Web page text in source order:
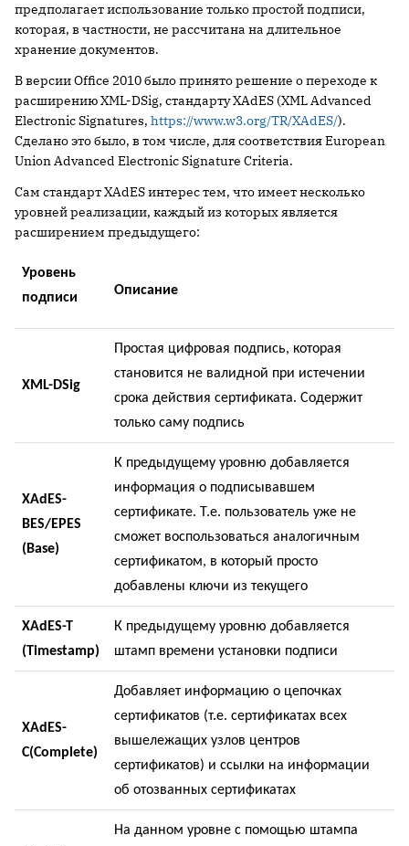
предполагает использование только простой подписи,
которая, в частности, не рассчитана на длительное
хранение документов.
В версии Office 2010 было принято решение о переходе к
расширению XML-DSig, стандарту XAdES (XML Advanced
Electronic Signatures, https://www.w3.org/TR/XAdES/).
Сделано это было, в том числе, для соответствия European
Union Advanced Electronic Signature Criteria.
Сам стандарт XAdES интерес тем, что имеет несколько
уровней реализации, каждый из которых является
расширением предыдущего:
Уровень
подписи
Описание
XML-DSig
Простая цифровая подпись, которая
становится не валидной при истечении
срока действия сертификата. Содержит
только саму подпись
XAdES-
BES/EPES
( Base)
К предыдущему уровню добавляется
информация о подписывавшем
сертификате. Т.е. пользователь уже не
сможет воспользоваться аналогичным
сертификатом, в который просто
добавлены ключи из текущего
XAdES-T
(Timestamp)
К предыдущему уровню добавляется
штамп времени установки подписи
XAdES-
C(Complete)
Добавляет информацию о цепочках
сертификатов (т.е. сертификатах всех
вышележащих узлов центров
сертификатов) и ссылки на информации
об отозванных сертификатах
На данном уровне с помощью штампа